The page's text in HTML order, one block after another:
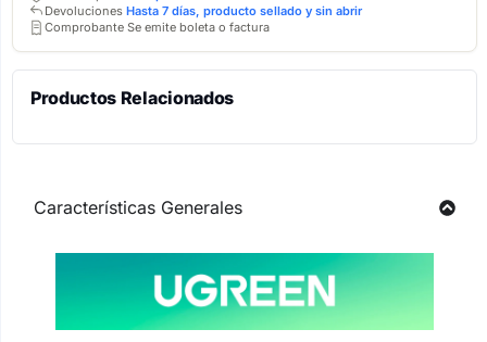
Devoluciones Hasta 7 días, producto sellado y sin abrir
Comprobante Se emite boleta o factura
Productos Relacionados
Características Generales